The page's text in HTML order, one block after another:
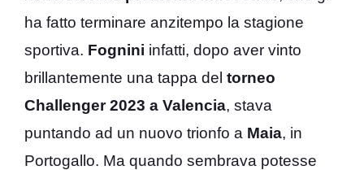
ha fatto terminare anzitempo la stagione
sportiva. Fognini infatti, dopo aver vinto
brillantemente una tappa del torneo
Challenger 2023 a Valencia, stava
puntando ad un nuovo trionfo a Maia, in
Portogallo. Ma quando sembrava potesse